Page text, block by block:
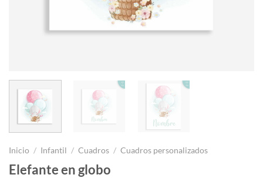
Inicio / Infantil / Cuadros / Cuadros personalizados
Elefante en globo